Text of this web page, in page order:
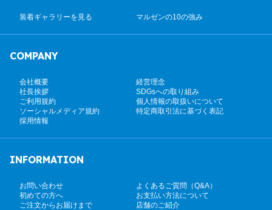
装着ギャラリーを見る マルゼンの10の強み
COMPANY
会社概要
経営理念
社長挨拶
SDGsへの取り組み
ご利用規約
個人情報の取扱いについて
ソーシャルメディア規約
特定商取引法に基づく表記
採用情報
INFORMATION
お問い合わせ
よくあるご質問（Q&A）
初めての方へ
お支払い方法について
ご注文からお届けまで
店舗のご紹介